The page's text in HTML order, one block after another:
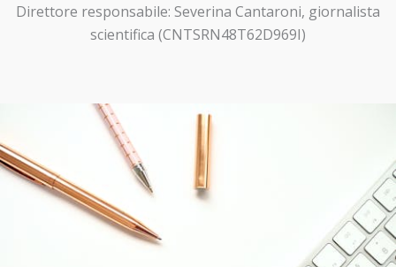
Direttore responsabile: Severina Cantaroni, giornalista
scientifica (CNTSRN48T62D969I)